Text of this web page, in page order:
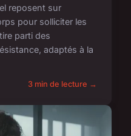
reposent sur
pour solliciter les
parti des
adaptés à la
3 min de lecture →